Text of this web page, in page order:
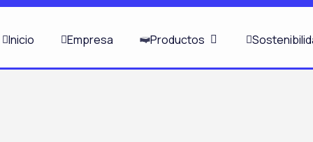
Inicio Empresa Productos ABRIR PRODUCTOS